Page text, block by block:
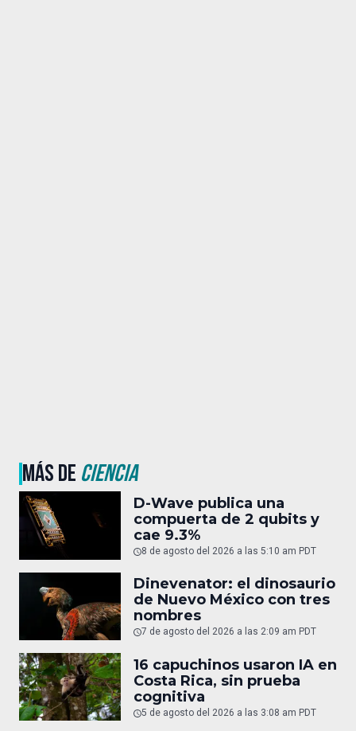
MÁS DE CIENCIA
D-Wave publica una
compuerta de 2 qubits y
cae 9.3%
8 de agosto del 2026 a las 5:10 am PDT
Dinevenator: el dinosaurio
de Nuevo México con tres
nombres
7 de agosto del 2026 a las 2:09 am PDT
16 capuchinos usaron IA en
Costa Rica, sin prueba
cognitiva
5 de agosto del 2026 a las 3:08 am PDT